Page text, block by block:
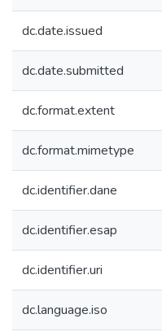
dc.date.issued
dc.date.submitted
dc.format.extent
dc.format.mimetype
dc.identifier.dane
dc.identifier.esap
dc.identifier.uri
dc.language.iso